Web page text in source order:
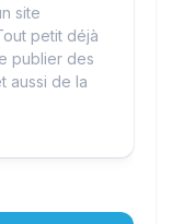
site
petit déjà
publier des
aussi de la